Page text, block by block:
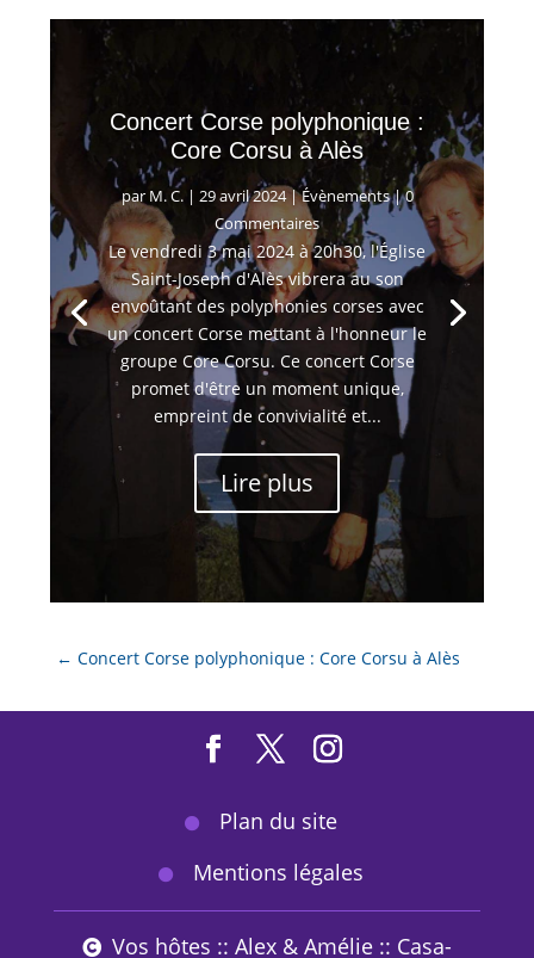
Concert Corse polyphonique :
Core Corsu à Alès
par M. C.| 29 avril 2024|Évènements| 0
Commentaires
Le vendredi 3 mai 2024 à 20h30, l'Église
Saint-Joseph d'Alès vibrera au son
envoûtant des polyphonies corses avec
un concert Corse mettant à l'honneur le
groupe Core Corsu. Ce concert Corse
promet d'être un moment unique,
empreint de convivialité et...
Lire plus
← Concert Corse polyphonique : Core Corsu à Alès
Plan du site
Mentions légales
Vos hôtes :: Alex & Amélie :: Casa-